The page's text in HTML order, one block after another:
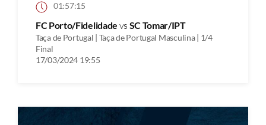
01:57:15
FC Porto/Fidelidade vs SC Tomar/IPT
Taça de Portugal | Taça de Portugal Masculina | 1/4
Final
17/03/2024 19:55